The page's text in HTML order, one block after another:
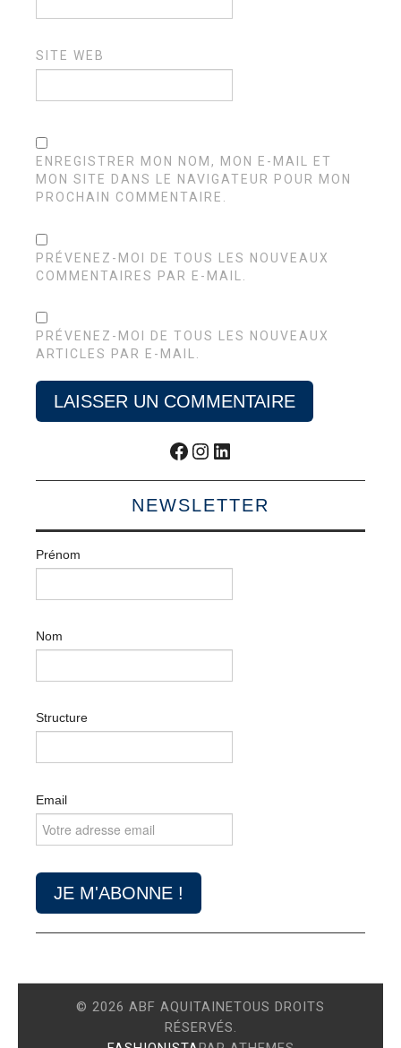
SITE WEB
ENREGISTRER MON NOM, MON E-MAIL ET
MON SITE DANS LE NAVIGATEUR POUR MON
PROCHAIN COMMENTAIRE.
PRÉVENEZ-MOI DE TOUS LES NOUVEAUX
COMMENTAIRES PAR E-MAIL.
PRÉVENEZ-MOI DE TOUS LES NOUVEAUX
ARTICLES PAR E-MAIL.
Facebook
Instagram
LinkedIn
NEWSLETTER
Prénom
Nom
Structure
Email
© 2026 ABF AQUITAINETOUS DROITS
RÉSERVÉS.